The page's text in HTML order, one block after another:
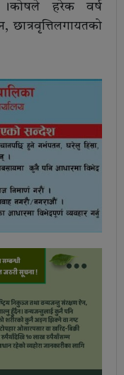
।कोषले हरेक वर्ष
छात्रवृत्तिलगायतको